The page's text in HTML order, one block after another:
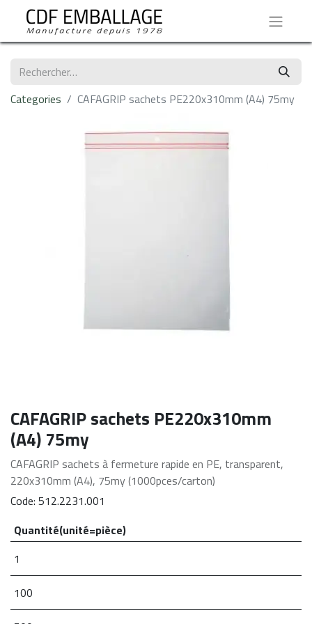
Categories CAFAGRIP sachets PE220x310mm (A4) 75my
CAFAGRIP sachets PE220x310mm
(A4) 75my
CAFAGRIP sachets à fermeture rapide en PE, transparent,
220x310mm (A4), 75my (1000pces/carton)
Code: 512.2231.001
Quantité(unité=pièce)
1
100